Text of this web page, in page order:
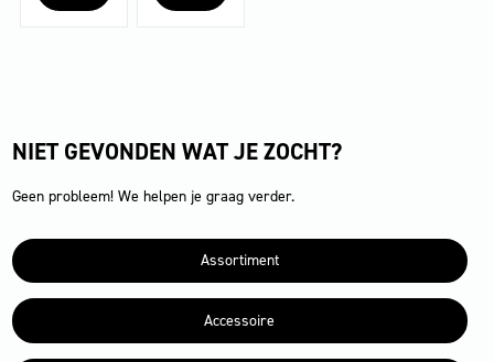
NIET GEVONDEN WAT JE ZOCHT?
Geen probleem! We helpen je graag verder.
Assortiment
Accessoire